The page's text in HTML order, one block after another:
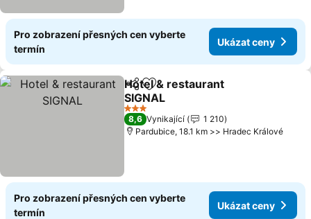
Pro zobrazení přesných cen vyberte
termín
Ukázat ceny
SdíletPřidat na seznam oblíbených
Hotel & restaurant
SIGNAL
3 Počet hvězdiček
8,6 Vynikající
1 210
Pardubice, 18.1 km >> Hradec Králové
Pro zobrazení přesných cen vyberte
termín
Ukázat ceny